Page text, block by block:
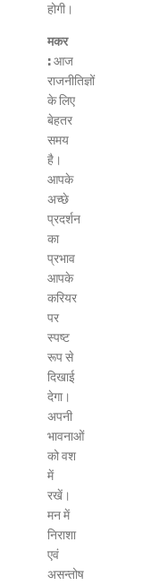
होगी।
मकर
:आज
राजनीतिज्ञों
के लिए
बेहतर
समय
है।
आपके
अच्छे
प्रदर्शन
का
प्रभाव
आपके
करियर
पर
स्पष्ट
रूप से
दिखाई
देगा।
अपनी
भावनाओं
को वश
में
रखें।
मन में
निराशा
एवं
असन्तोष